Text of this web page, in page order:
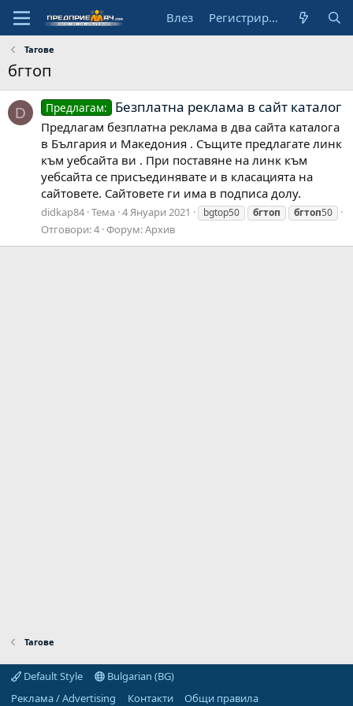
Влез Регистрирай се
Тагове
бгтоп
D Предлагам: Безплатна реклама в сайт каталог
Предлагам безплатна реклама в два сайта каталога
в България и Македония . Същите предлагате линк
към уебсайта ви . При поставяне на линк към
уебсайта се присъединявате и в класацията на
сайтовете. Сайтовете ги има в подписа долу.
didkap84 Тема 4 Януари 2021 bgtop50 бгтоп бгтоп50
Отговори: 4 Форум:Архив
Тагове
Default Style
Bulgarian (BG)
Реклама / Advertising
Контакти
Общи правила